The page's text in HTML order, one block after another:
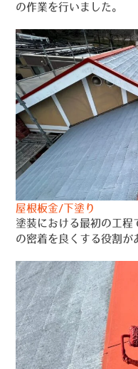
の作業を行いました。
屋根板金/下塗り
塗装における最初の工程
の密着を良くする役割が